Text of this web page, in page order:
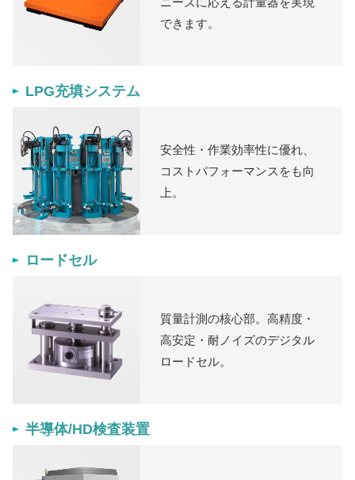
できます。
LPG充填システム
安全性・作業効率性に優れ、
コストパフォーマンスをも向
上。
ロードセル
質量計測の核心部。高精度・
高安定・耐ノイズのデジタル
ロードセル。
半導体/HD検査装置